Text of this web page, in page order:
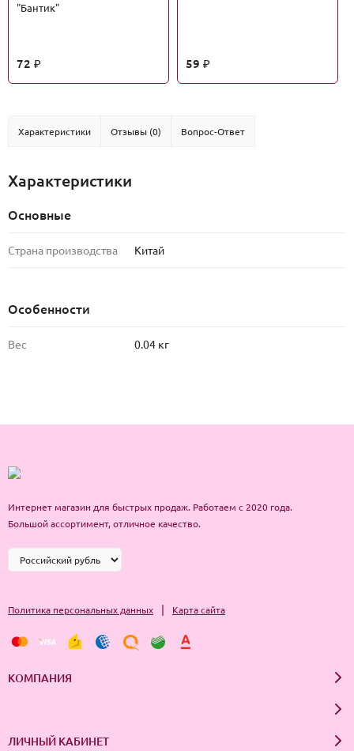
"Бантик"
72 ₽ 59 ₽
Характеристики Отзывы (0) Вопрос-Ответ
Характеристики
Основные
Страна производства Китай
Особенности
Вес 0.04 кг
Интернет магазин для быстрых продаж. Работаем с 2020 года.
Большой ассортимент, отличное качество.
Политика персональных данных | Карта сайта
КОМПАНИЯ
ЛИЧНЫЙ КАБИНЕТ